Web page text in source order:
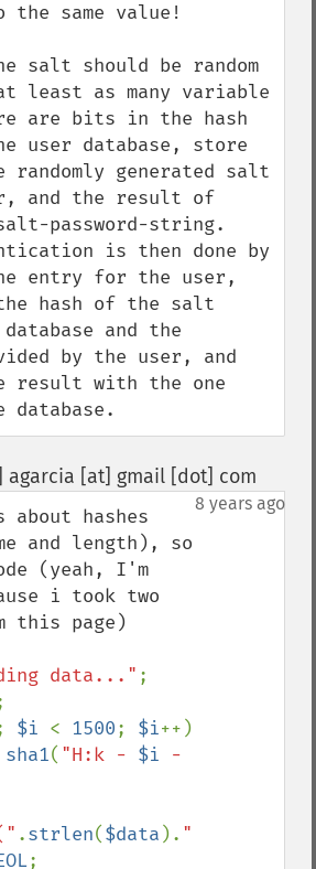
same value!
salt should be random
least as many variable
are bits in the hash
user database, store
randomly generated salt
and the result of
password-string.
is then done by
entry for the user,
hash of the salt
and the
by the user, and
result with the one
agarcia [at] gmail [dot] com
8 years ago
hashes
and length), so
(yeah, I'm
i took two
data..." ;
$i < 1500; $i++)
sha1( "H:k - $i -
.strlen($data ). "
;